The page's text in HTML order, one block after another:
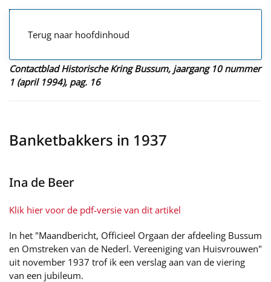
Terug naar hoofdinhoud
Contactblad Historische Kring Bussum, jaargang 10 nummer
1 (april 1994), pag. 16
Banketbakkers in 1937
Ina de Beer
Klik hier voor de pdf-versie van dit artikel
In het "Maandbericht, Officieel Orgaan der afdeeling Bussum
en Omstreken van de Nederl. Vereeniging van Huisvrouwen"
uit november 1937 trof ik een verslag aan van de viering
van een jubileum.